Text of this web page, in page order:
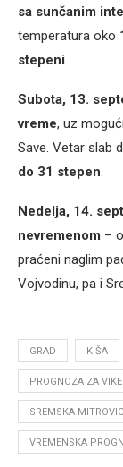
sa sunčanim
temperatura oko
stepeni.
Subota, 13.
vreme, uz
Save. Vetar slab
do 31 stepen.
Nedelja, 14.
nevremenom –
praćeni naglim
Vojvodinu, pa i
GRAD KIŠA
PROGNOZA ZA
SREMSKA
VREMENSKA